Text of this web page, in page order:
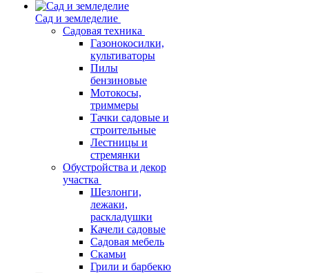
Сад и земледелие
Садовая техника
Газонокосилки,
культиваторы
Пилы
бензиновые
Мотокосы,
триммеры
Тачки садовые и
строительные
Лестницы и
стремянки
Обустройства и декор
участка
Шезлонги,
лежаки,
раскладушки
Качели садовые
Садовая мебель
Скамьи
Грили и барбекю